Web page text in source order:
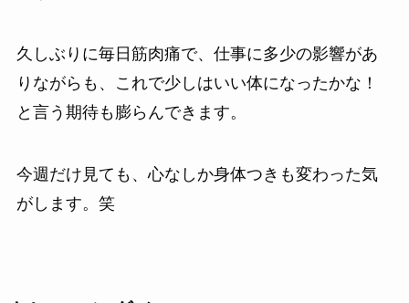
久しぶりに毎日筋肉痛で、仕事に多少の影響があ
りながらも、これで少しはいい体になったかな！
と言う期待も膨らんできます。
今週だけ見ても、心なしか身体つきも変わった気
がします。笑